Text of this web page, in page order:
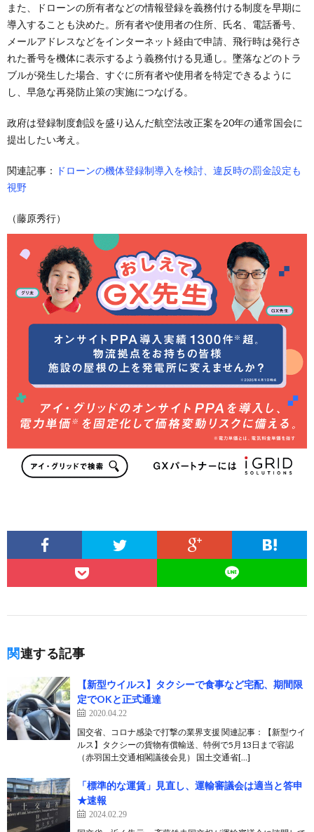
また、ドローンの所有者などの情報登録を義務付ける制度を早期に
導入することも決めた。所有者や使用者の住所、氏名、電話番号、
メールアドレスなどをインターネット経由で申請、飛行時は発行さ
れた番号を機体に表示するよう義務付ける見通し。墜落などのトラ
ブルが発生した場合、すぐに所有者や使用者を特定できるように
し、早急な再発防止策の実施につなげる。
政府は登録制度創設を盛り込んだ航空法改正案を20年の通常国会に
提出したい考え。
関連記事：
ドローンの機体登録制導入を検討、違反時の罰金設定も
視野
（藤原秀行）
関連する記事
【新型ウイルス】タクシーで食事など宅配、期間限
定でOKと正式通達
2020.04.22
国交省、コロナ感染で打撃の業界支援 関連記事：【新型ウイ
ルス】タクシーの貨物有償輸送、特例で5月13日まで容認
（赤羽国土交通相閣議後会見） 国土交通省[…]
「標準的な運賃」見直し、運輸審議会は適当と答申
★速報
2024.02.29